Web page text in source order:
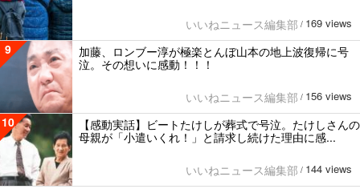
いいねニュース編集部 / 169 views
9
加藤、ロンブー淳が極楽とんぼ山本の地上波復帰に号
泣。その想いに感動！！！
いいねニュース編集部 / 156 views
10
【感動実話】ビートたけしが葬式で号泣。たけしさんの
母親が「小遣いくれ！」と請求し続けた理由に感...
いいねニュース編集部 / 144 views